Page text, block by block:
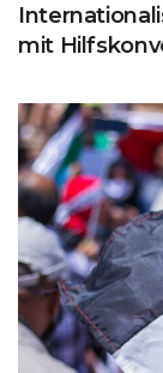
mit